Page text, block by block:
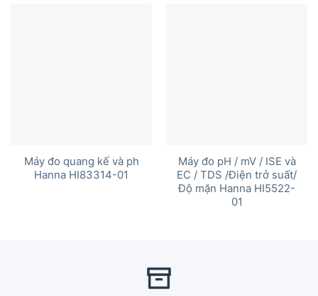
Máy đo quang kế và ph
Hanna HI83314-01
Máy đo pH / mV / ISE và
EC / TDS /Điện trở suất/
Độ mặn Hanna HI5522-
01